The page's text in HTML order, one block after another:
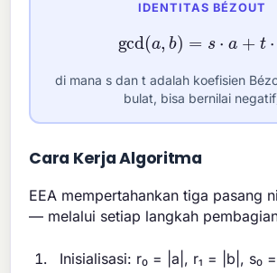
IDENTITAS BÉZOUT
gcd (a, =s a + ⋅b
di mana s dan t adalah koefisien
bulat, bisa bernilai
Cara Kerja Algoritma
EEA mempertahankan tiga pasang
— melalui setiap langkah
Inisialisasi: r₀ = |a|, r₁ = |b|, s₀